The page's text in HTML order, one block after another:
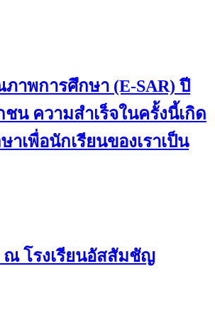
าพการศึกษา (E-SAR) ปี
น ความสำเร็จในครั้งนี้เกิด
เพื่อนักเรียนของเราเป็น
ณ โรงเรียนอัสสัมชัญ